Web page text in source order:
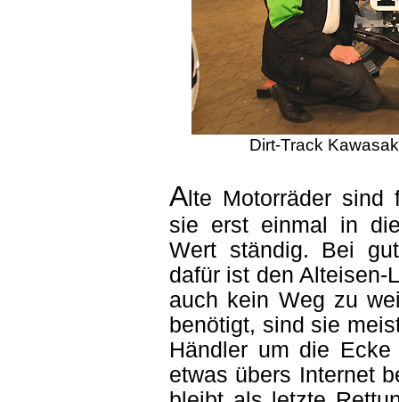
Dirt-Track
A lte Motorräder
sie erst einmal in
Wert ständig. Bei
dafür ist den Alteisen-
auch kein Weg zu
benötigt, sind sie
Händler um die
etwas übers Internet